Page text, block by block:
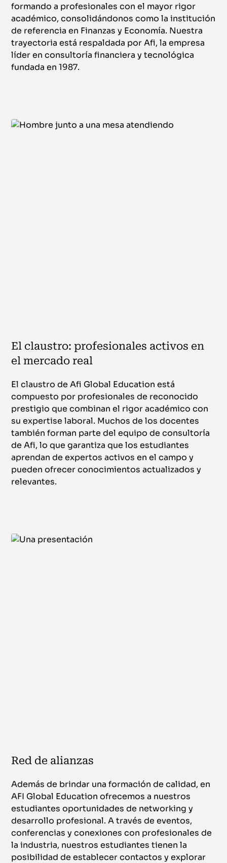
formando a profesionales con el mayor rigor
académico, consolidándonos como la institución
de referencia en Finanzas y Economía. Nuestra
trayectoria está respaldada por Afi, la empresa
líder en consultoría financiera y tecnológica
fundada en 1987.
El claustro: profesionales activos en
el mercado real
El claustro de Afi Global Education está
compuesto por profesionales de reconocido
prestigio que combinan el rigor académico con
su expertise laboral. Muchos de los docentes
también forman parte del equipo de consultoría
de Afi, lo que garantiza que los estudiantes
aprendan de expertos activos en el campo y
pueden ofrecer conocimientos actualizados y
relevantes​.
Red de alianzas
Además de brindar una formación de calidad, en
AFI Global Education ofrecemos a nuestros
estudiantes oportunidades de networking y
desarrollo profesional. A través de eventos,
conferencias y conexiones con profesionales de
la industria, nuestros estudiantes tienen la
posibilidad de establecer contactos y explorar